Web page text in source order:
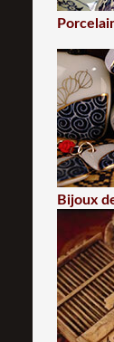
Bijoux